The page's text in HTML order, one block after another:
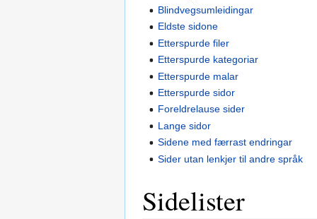
Blindvegsumleidingar
Eldste sidone
Etterspurde filer
Etterspurde kategoriar
Etterspurde malar
Etterspurde sidor
Foreldrelause sider
Lange sidor
Sidene med færrast endringar
Sider utan lenkjer til andre språk
Sidelister